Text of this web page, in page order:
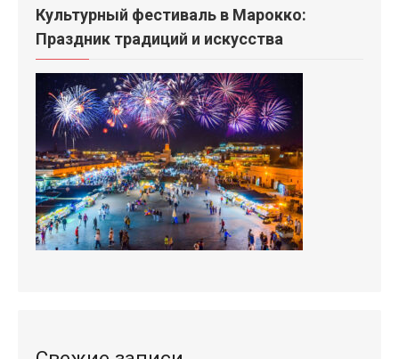
Культурный фестиваль в Марокко:
Праздник традиций и искусства